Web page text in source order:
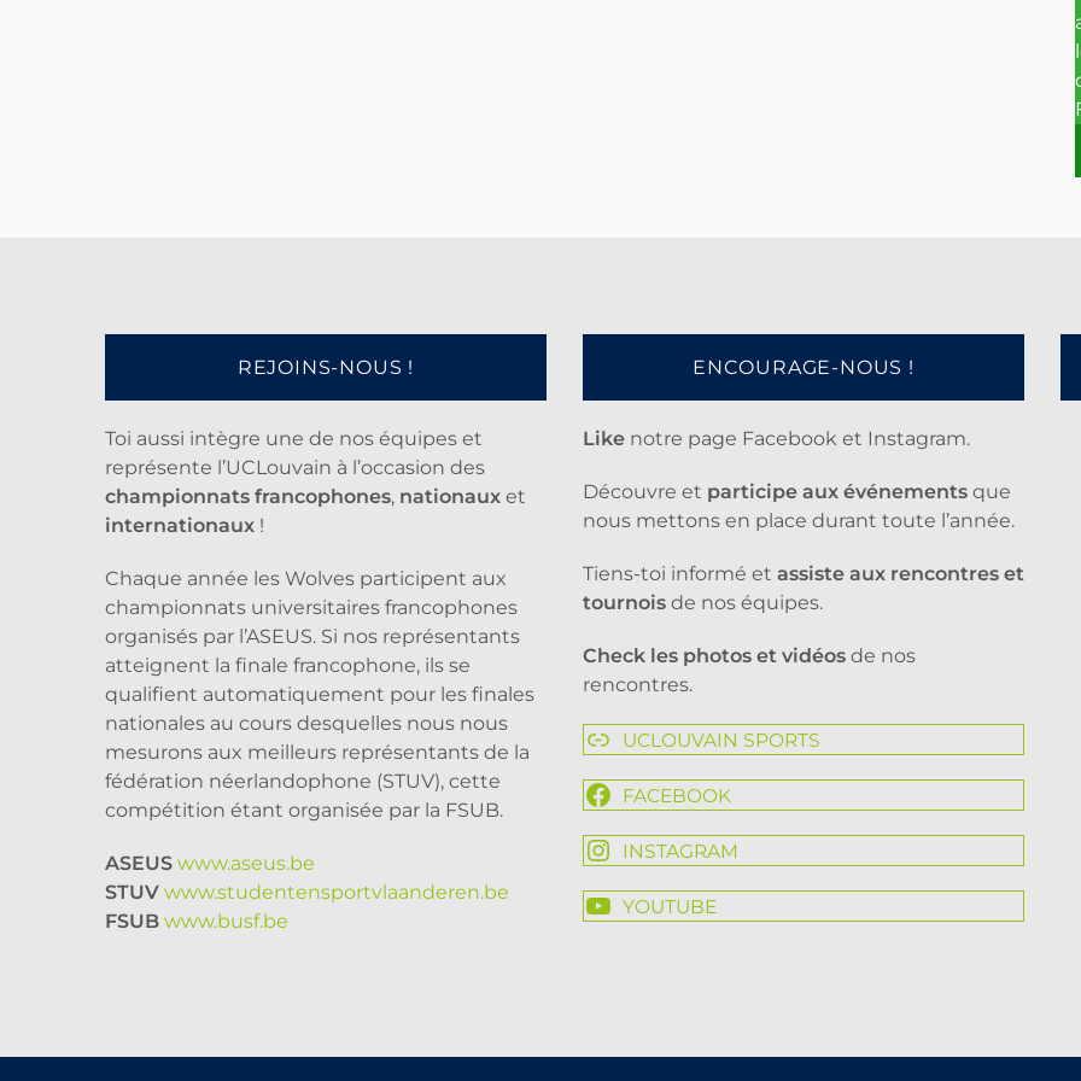
REJOINS-NOUS !
Toi aussi intègre une de nos équipes et
représente l’UCLouvain à l’occasion des
championnats francophones, nationaux et
internationaux !
Chaque année les Wolves participent aux
championnats universitaires francophones
organisés par l’ASEUS. Si nos représentants
atteignent la finale francophone, ils se
qualifient automatiquement pour les finales
nationales au cours desquelles nous nous
mesurons aux meilleurs représentants de la
fédération néerlandophone (STUV), cette
compétition étant organisée par la FSUB.
ASEUS www.aseus.be
STUV www.studentensportvlaanderen.be
FSUB www.busf.be
ENCOURAGE-NOUS !
Like notre page Facebook et Instagram.
Découvre et participe aux événements que
nous mettons en place durant toute l’année.
Tiens-toi informé et assiste aux rencontres et
tournois de nos équipes.
Check les photos et vidéos de nos
rencontres.
UCLOUVAIN SPORTS
FACEBOOK
INSTAGRAM
YOUTUBE